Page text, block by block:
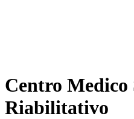
Centro Medico
Riabilitativo